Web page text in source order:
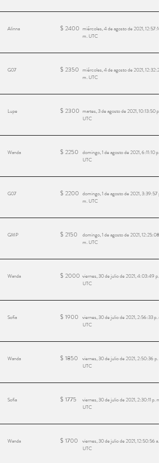
Alinna $ 2400 miércoles, 4 de agosto de 2021, 12:57:16
m. UTC
G07 $ 2350 miércoles, 4 de agosto de 2021, 12:32:23
m. UTC
Lupe $ 2300 martes, 3 de agosto de 2021, 10:13:50 p.
UTC
Wanda $ 2250 domingo, 1 de agosto de 2021, 6:11:10 p.
UTC
G07 $ 2200 domingo, 1 de agosto de 2021, 3:39:57 p.
m. UTC
GMP $ 2150
domingo, 1 de agosto de 2021, 12:25:08
m. UTC
Wanda $ 2000 viernes, 30 de julio de 2021, 4:03:49 p.
UTC
Sofia $ 1900 viernes, 30 de julio de 2021, 2:56:33 p.
UTC
Wanda $ 1850
viernes, 30 de julio de 2021, 2:50:36 p.
UTC
Sofia $ 1775
viernes, 30 de julio de 2021, 2:30:11 p. m.
UTC
Wanda $ 1700
viernes, 30 de julio de 2021, 12:50:56 a.
UTC